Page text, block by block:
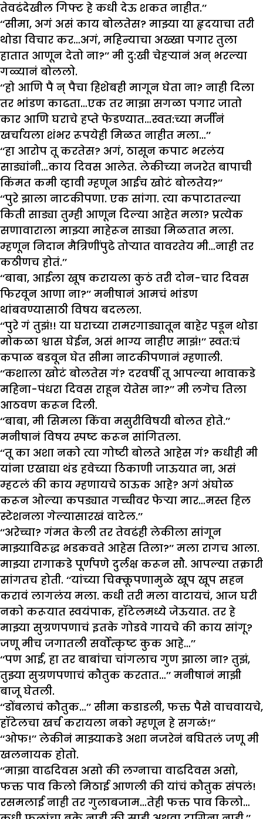
तेवढंदेखील गिफ्ट हे कधी देऊ शकत नाहीत.’’
‘‘सीमा, अगं असं काय बोलतेस? माझ्या या हृदयाचा तरी
थोडा विचार कर…अगं, महिन्याचा अख्खा पगार तुला
हातात आणून देतो ना?’’ मी दु:खी चेहऱ्यानं अन् भरल्या
गळ्यानं बोललो.
‘‘हो आणि पै न् पैचा हिशेबही मागून घेता ना? नाही दिला
तर भांडण काढता…एक तर माझा सगळा पगार जातो
कार आणि घराचे हप्ते फेडण्यात…स्वत:च्या मर्जीनं
खर्चायला शंभर रूपयेही मिळत नाहीत मला…’’
‘‘हा आरोप तू करतेस? अगं, ठासून कपाट भरलंय
साड्यांनी…काय दिवस आलेत. लेकीच्या नजरेत बापाची
किंमत कमी व्हावी म्हणून आईच खोटं बोलतेय?’’
‘‘पुरे झाला नाटकीपणा. एक सांगा. त्या कपाटातल्या
किती साड्या तुम्ही आणून दिल्या आहेत मला? प्रत्येक
सणावाराला माझ्या माहेरून साड्या मिळतात मला.
म्हणून निदान मैत्रिणींपुढे तोऱ्यात वावरतेय मी…नाही तर
कठीणच होतं.’’
‘‘बाबा, आईला खूष करायला कुठं तरी दोन-चार दिवस
फिरवून आणा ना?’’ मनीषानं आमचं भांडण
थांबवण्यासाठी विषय बदलला.
‘‘पुरे गं तुझं!! या घराच्या रामरगाड्यातून बाहेर पडून थोडा
मोकळा श्वास घेईन, असं भाग्य नाहीए माझं!’’ स्वत:चं
कपाळ बडवून घेत सीमा नाटकीपणानं म्हणाली.
‘‘कशाला खोटं बोलतेस गं? दरवर्षी तू आपल्या भावाकडे
महिना-पंधरा दिवस राहून येतेस ना?’’ मी लगेच तिला
आठवण करून दिली.
‘‘बाबा, मी सिमला किंवा मसुरीविषयी बोलत होते.’’
मनीषानं विषय स्पष्ट करून सांगितला.
‘‘तू का अशा नको त्या गोष्टी बोलते आहेस गं? कधीही मी
यांना एखाद्या थंड हवेच्या ठिकाणी जाऊयात ना, असं
म्हटलं की काय म्हणायचे ठाऊक आहे? अगं अंघोळ
करून ओल्या कपड्यात गच्चीवर फेऱ्या मार…मस्त हिल
स्टेशनला गेल्यासारखं वाटेल.’’
‘‘अरेच्चा? गंमत केली तर तेवढंही लेकीला सांगून
माझ्याविरूद्ध भडकवते आहेस तिला?’’ मला रागच आला.
माझ्या रागाकडे पूर्णपणे दुर्लक्ष करून सौ. आपल्या तक्रारी
सांगतच होती. ‘‘यांच्या चिक्कूपणामुळे खूप खूप सहन
करावं लागलंय मला. कधी तरी मला वाटायचं, आज घरी
नको करूयात स्वयंपाक, हॉटेलमध्ये जेऊयात. तर हे
माझ्या सुग्रणपणाचं इतके गोडवे गायचे की काय सांगू?
जणू मीच जगातली सर्वोत्कृष्ट कुक आहे…’’
‘‘पण आई, हा तर बाबांचा चांगलाच गुण झाला ना? तुझं,
तुझ्या सुग्रणपणाचं कौतुक करतात…’’ मनीषानं माझी
बाजू घेतली.
‘‘डोंबलाचं कौतुक…’’ सीमा कडाडली, फक्त पैसे वाचवायचे,
हॉटेलचा खर्च करायला नको म्हणून हे सगळं!’’
‘‘ओफ!’’ लेकीनं माझ्याकडे अशा नजरेनं बघितलं जणू मी
खलनायक होतो.
‘‘माझा वाढदिवस असो की लग्नाचा वाढदिवस असो,
फक्त पाव किलो मिठाई आणली की यांचं कौतुक संपलं!
रसमलाई नाही तर गुलाबजाम…तेही फक्त पाव किलो…